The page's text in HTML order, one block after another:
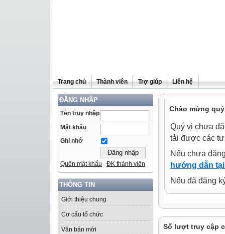
Trang chủ Thành viên Trợ giúp Liên hệ
ĐĂNG NHẬP
Tên truy nhập
Mật khẩu
Ghi nhớ
Quên mật khẩu ĐK thành viên
THÔNG TIN
Giới thiệu chung
Cơ cấu tổ chức
Văn bản mới
Chào mừng
Quý vị chưa
tải được các
Nếu chưa
hướng dẫn
Nếu đã đăng
Số lượt truy cập